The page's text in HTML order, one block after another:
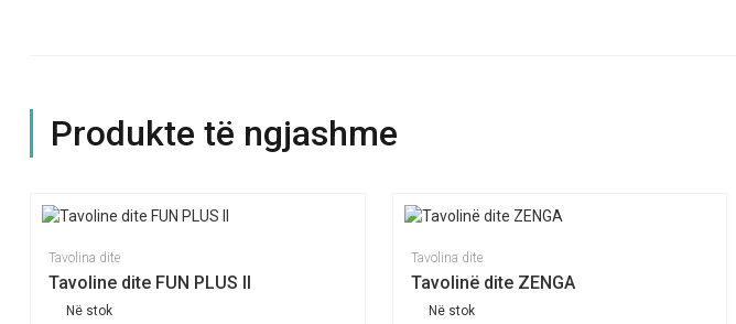
Produkte të ngjashme
Tavolina dite
Tavoline dite FUN PLUS II
Në stok
Tavolina dite
Tavolinë dite ZENGA
Në stok